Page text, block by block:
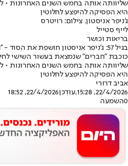
שליוותה אותה בחמש השנים האחרונות •
היא הפסיקה להיפצע לחלוטין
ג'ניפר אניסטון. צילום: רויטרס
לייף סטייל
בריאות וכושר
בגיל 57: ג'ניפר אניסטון חושפת את הסוד - ''הכי חטובה שהייתי אי פעם''
כוכבת "חברים" שנמצאת בעשור השישי
שליוותה אותה בחמש השנים האחרונות •
היא הפסיקה להיפצע לחלוטין
אביב דרורי
22/4/2026, 15:28
,עודכן22/4/2026, 18:52
0השמעה